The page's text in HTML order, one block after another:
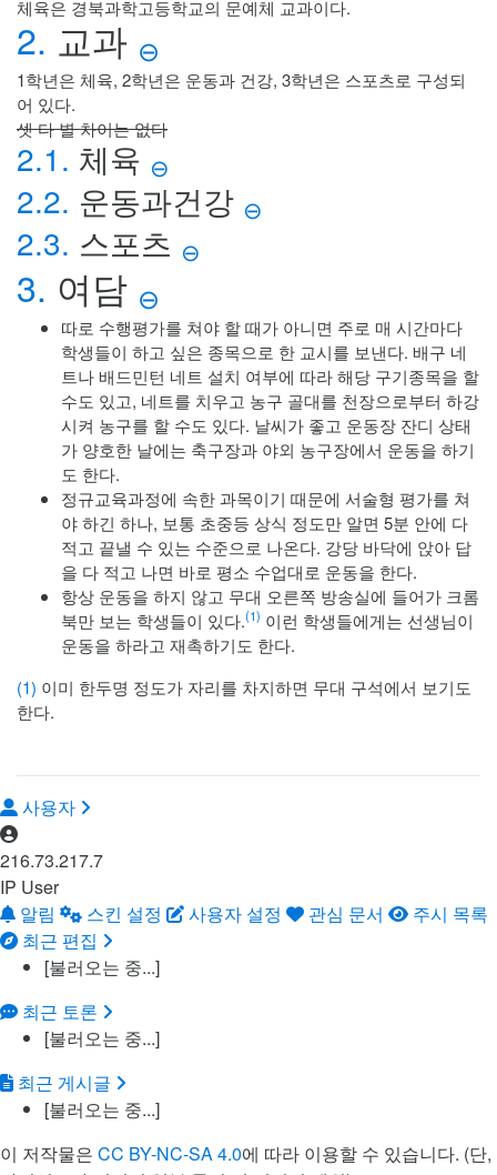
체육은 경북과학고등학교의 문예체 교과이다.
2. 교과 ⊖
1학년은 체육, 2학년은 운동과 건강, 3학년은 스포츠로 구성되
어 있다.
셋 다 별 차이는 없다
2.1. 체육 ⊖
2.2. 운동과건강 ⊖
2.3. 스포츠 ⊖
3. 여담 ⊖
따로 수행평가를 쳐야 할 때가 아니면 주로 매 시간마다
학생들이 하고 싶은 종목으로 한 교시를 보낸다. 배구 네
트나 배드민턴 네트 설치 여부에 따라 해당 구기종목을 할
수도 있고, 네트를 치우고 농구 골대를 천장으로부터 하강
시켜 농구를 할 수도 있다. 날씨가 좋고 운동장 잔디 상태
가 양호한 날에는 축구장과 야외 농구장에서 운동을 하기
도 한다.
정규교육과정에 속한 과목이기 때문에 서술형 평가를 쳐
야 하긴 하나, 보통 초중등 상식 정도만 알면 5분 안에 다
적고 끝낼 수 있는 수준으로 나온다. 강당 바닥에 앉아 답
을 다 적고 나면 바로 평소 수업대로 운동을 한다.
항상 운동을 하지 않고 무대 오른쪽 방송실에 들어가 크롬
북만 보는 학생들이 있다.(1) 이런 학생들에게는 선생님이
운동을 하라고 재촉하기도 한다.
(1) 이미 한두명 정도가 자리를 차지하면 무대 구석에서 보기도
한다.
사용자
216.73.217.7
IP User
알림
스킨 설정 사용자 설정 관심 문서
주시 목록
최근 편집
[불러오는 중...]
최근 토론
[불러오는 중...]
최근 게시글
[불러오는 중...]
이 저작물은 CC BY-NC-SA 4.0에 따라 이용할 수 있습니다. (단,